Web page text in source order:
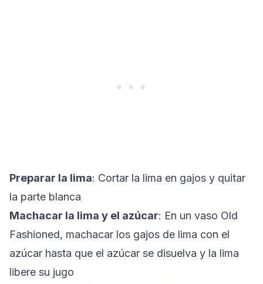
Preparar la lima: Cortar la lima en gajos y quitar
la parte blanca
Machacar la lima y el azúcar: En un vaso Old
Fashioned, machacar los gajos de lima con el
azúcar hasta que el azúcar se disuelva y la lima
libere su jugo